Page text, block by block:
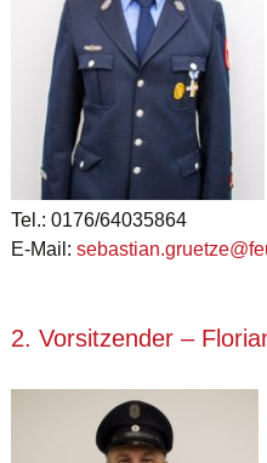
Tel.: 0176/64035864
E-Mail:
2. Vorsitzender –